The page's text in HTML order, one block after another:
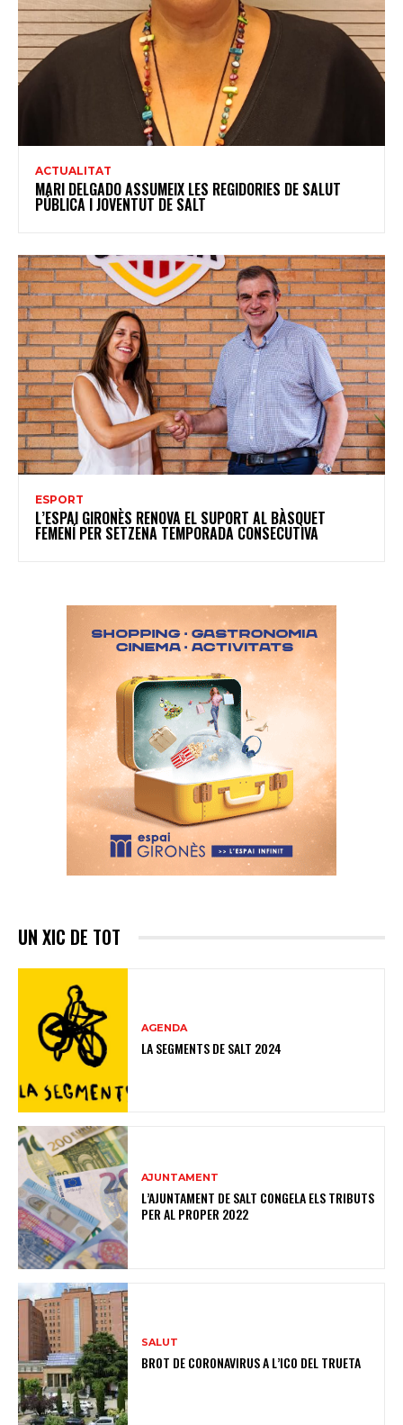
ACTUALITAT
MARI DELGADO ASSUMEIX LES REGIDORIES DE SALUT
PÚBLICA I JOVENTUT DE SALT
ESPORT
L’ESPAI GIRONÈS RENOVA EL SUPORT AL BÀSQUET
FEMENÍ PER SETZENA TEMPORADA CONSECUTIVA
UN XIC DE TOT
AGENDA
LA SEGMENTS DE SALT 2024
AJUNTAMENT
L’AJUNTAMENT DE SALT CONGELA ELS TRIBUTS
PER AL PROPER 2022
SALUT
BROT DE CORONAVIRUS A L’ICO DEL TRUETA